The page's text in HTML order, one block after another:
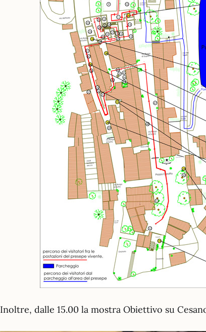
Inoltre, dalle 15.00 la mostra Obiettivo su